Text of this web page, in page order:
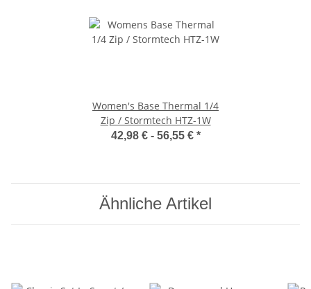
Women's Base Thermal 1/4
Zip / Stormtech HTZ-1W
42,98 € - 56,55 € *
Ähnliche Artikel